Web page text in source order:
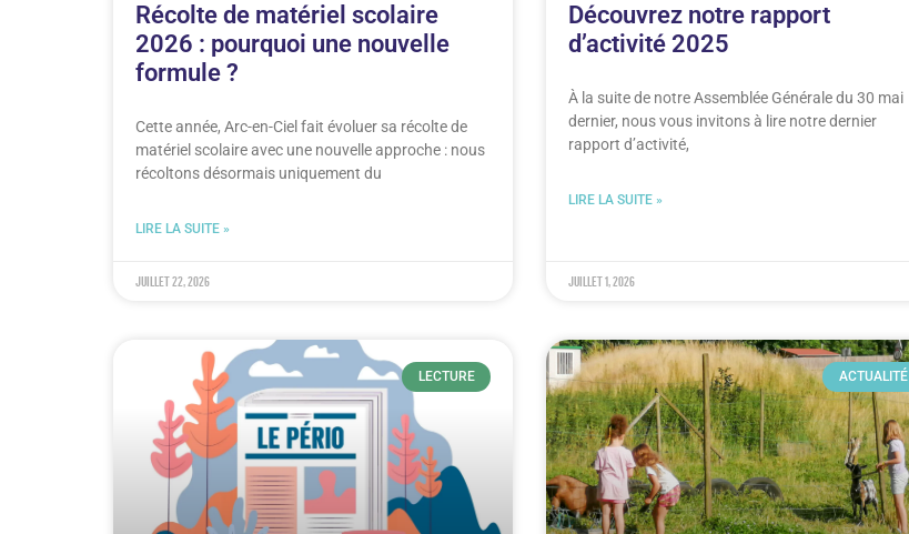
Récolte de matériel scolaire
2026 : pourquoi une nouvelle
formule ?
Cette année, Arc-en-Ciel fait évoluer sa récolte de
matériel scolaire avec une nouvelle approche : nous
récoltons désormais uniquement du
LIRE LA SUITE »
juillet 22, 2026
Découvrez notre rapport
d’activité 2025
À la suite de notre Assemblée Générale du 30 mai
dernier, nous vous invitons à lire notre dernier
rapport d’activité,
LIRE LA SUITE »
juillet 1, 2026
LECTURE ACTUALITÉ